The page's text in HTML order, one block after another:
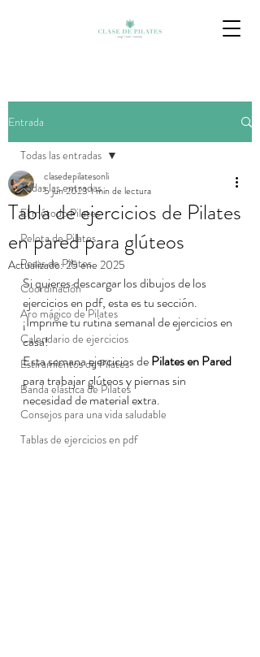
Entrada
Todas las entradas
El método Pilates
Pelota de Pilates
Pesas de Pilates
Coordinación
Aro mágico de Pilates
Calendario de ejercicios
Estiramientos de Pilates
Banda elástica de Pilates
Consejos para una vida saludable
Tablas de ejercicios en pdf
Todas las entradas
Tabla de ejercicios de Pilates
en pared para glúteos
clasedepilatesonli
5 jun 20231 min de lectura
Actualizado:25 ene 2025
Si quieres descargar los dibujos de los
ejercicios en pdf, esta es tu sección.
¡Imprime tu rutina semanal de ejercicios en
casa!
Esta semana ejercicios de Pilates en Pared
para trabajar glúteos y piernas sin
necesidad de material extra.